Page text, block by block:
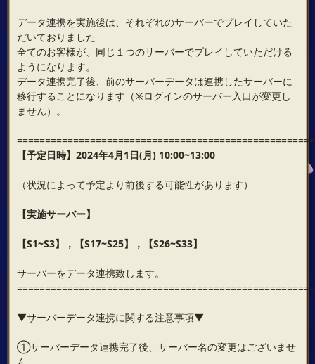
データ連携を実施後は、それぞれのサーバーでプレイしていた
だいておりました
全てのお客様が、同じ１つのサーバーでプレイしていただける
ようになります。
データ連携完了後、前のサーバーデータは連携したサーバーに
移行することになります（※ログインのサーバー入口が変更し
ません）。
【予定日時】2024年4月1日(月) 10:00~13:00
（状況によって予定より前後する可能性があります）
【実施サーバー】
【S1~S3】，【S17~S25】，【S26~S33】
サーバーをデータ連携致します。
▼サーバーデータ連携に関する注意事項▼
①サーバーデータ連携完了後、サーバー名の変更はございませ